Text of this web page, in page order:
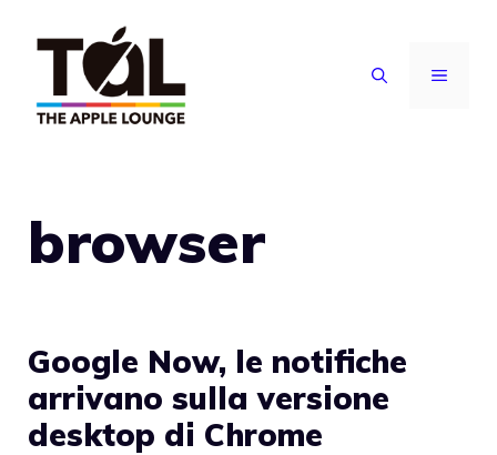
contenuto
MENU
browser
Google Now, le notifiche
arrivano sulla versione
desktop di Chrome